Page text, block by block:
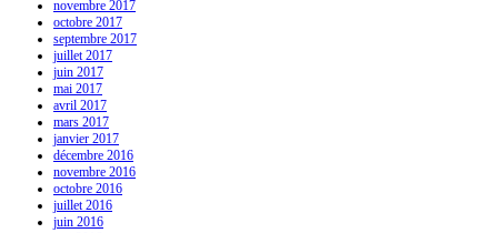
novembre 2017
octobre 2017
septembre 2017
juillet 2017
juin 2017
mai 2017
avril 2017
mars 2017
janvier 2017
décembre 2016
novembre 2016
octobre 2016
juillet 2016
juin 2016